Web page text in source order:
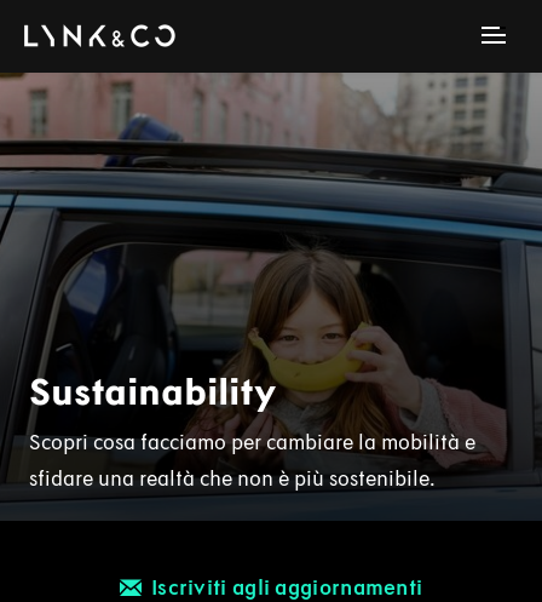
Sustainability
Scopri cosa facciamo per cambiare la mobilità e
sfidare una realtà che non è più sostenibile.
Iscriviti agli aggiornamenti